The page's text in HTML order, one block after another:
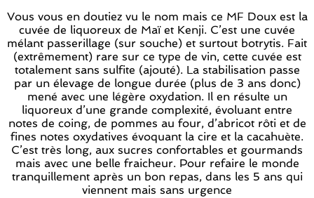
Vous vous en doutiez vu le nom mais ce MF Doux est la
cuvée de liquoreux de Maï et Kenji. C’est une cuvée
mélant passerillage (sur souche) et surtout botrytis. Fait
(extrêmement) rare sur ce type de vin, cette cuvée est
totalement sans sulfite (ajouté). La stabilisation passe
par un élevage de longue durée (plus de 3 ans donc)
mené avec une légère oxydation. Il en résulte un
liquoreux d’une grande complexité, évoluant entre
notes de coing, de pommes au four, d’abricot rôti et de
fines notes oxydatives évoquant la cire et la cacahuète.
C’est très long, aux sucres confortables et gourmands
mais avec une belle fraicheur. Pour refaire le monde
tranquillement après un bon repas, dans les 5 ans qui
viennent mais sans urgence